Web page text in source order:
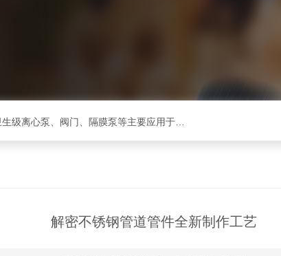
bioclean超高洁净解决方案、不锈钢管、洁净管道、卫生级离心泵、阀门、隔膜泵等主要应用于生物医药、电子洁净和食品等需要制程污染控制的领域，流体设备制造厂商的专业供货商。
解密不锈钢管道管件全新制作工艺